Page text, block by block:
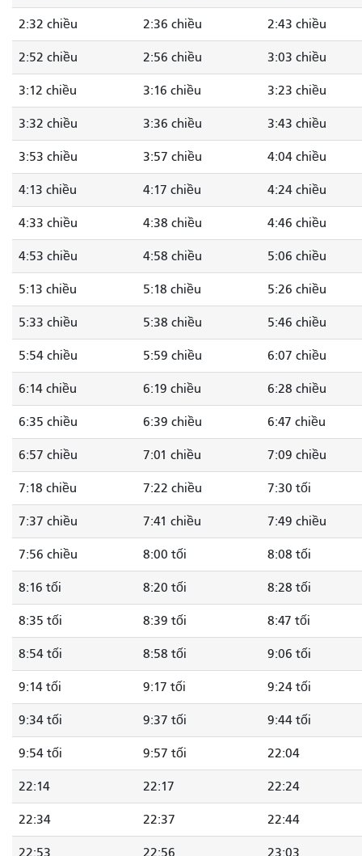
2:32 chiều 2:36 chiều 2:43 chiều
2:52 chiều 2:56 chiều 3:03 chiều
3:12 chiều 3:16 chiều 3:23 chiều
3:32 chiều 3:36 chiều 3:43 chiều
3:53 chiều 3:57 chiều 4:04 chiều
4:13 chiều 4:17 chiều 4:24 chiều
4:33 chiều 4:38 chiều 4:46 chiều
4:53 chiều 4:58 chiều 5:06 chiều
5:13 chiều 5:18 chiều 5:26 chiều
5:33 chiều 5:38 chiều 5:46 chiều
5:54 chiều 5:59 chiều 6:07 chiều
6:14 chiều 6:19 chiều 6:28 chiều
6:35 chiều 6:39 chiều 6:47 chiều
6:57 chiều 7:01 chiều 7:09 chiều
7:18 chiều 7:22 chiều 7:30 tối
7:37 chiều 7:41 chiều 7:49 chiều
7:56 chiều 8:00 tối 8:08 tối
8:16 tối 8:20 tối 8:28 tối
8:35 tối 8:39 tối 8:47 tối
8:54 tối 8:58 tối 9:06 tối
9:14 tối 9:17 tối 9:24 tối
9:34 tối 9:37 tối 9:44 tối
9:54 tối 9:57 tối 22:04
22:14 22:17 22:24
22:34 22:37 22:44
22:53 22:56 23:03